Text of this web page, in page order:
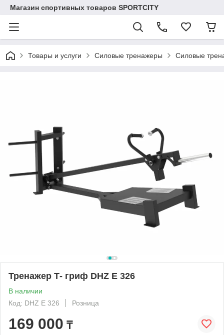
Магазин спортивных товаров SPORTCITY
Товары и услуги Силовые тренажеры Силовые
Тренажер Т- гриф DHZ E 326
В наличии
Код: DHZ E 326
Розница
169 000 ₸